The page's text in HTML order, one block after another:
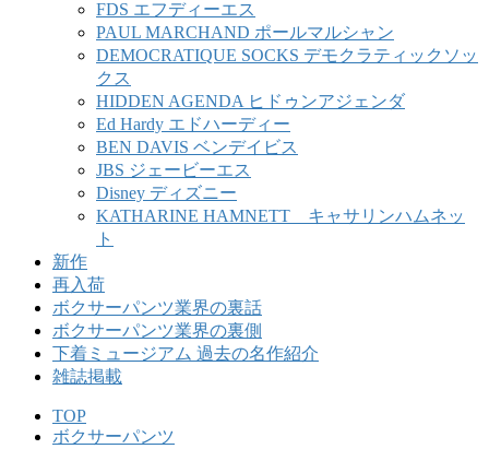
FDS エフディーエス
PAUL MARCHAND ポールマルシャン
DEMOCRATIQUE SOCKS デモクラティックソッ
クス
HIDDEN AGENDA ヒドゥンアジェンダ
Ed Hardy エドハーディー
BEN DAVIS ベンデイビス
JBS ジェービーエス
Disney ディズニー
KATHARINE HAMNETT キャサリンハムネッ
ト
新作
再入荷
ボクサーパンツ業界の裏話
ボクサーパンツ業界の裏側
下着ミュージアム 過去の名作紹介
雑誌掲載
TOP
ボクサーパンツ